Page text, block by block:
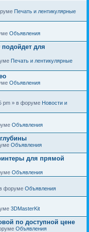
Печать и лентикулярные
Объявления
для
Печать и лентикулярные
Объявления
pm » в форуме Новости и
Объявления
Объявления
для прямой
Объявления
форуме Объявления
3DMasterKit
по доступной цене
Объявления